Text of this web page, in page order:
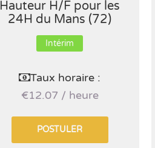
Hauteur H/F pour les
24H du Mans (72)
Intérim
Taux horaire :
€12.07 / heure
POSTULER